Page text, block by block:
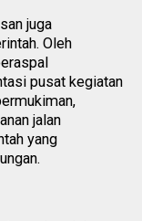
juga
Oleh
pusat kegiatan
jalan
yang